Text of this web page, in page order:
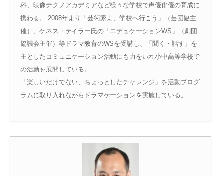
科、映像テクノアカデミアなど様々な学校で声優俳優の育成に
携わる。 2008年より「芸術家よ、学校へ行こう」（芸団協主
催）、ケネス・テイラー氏の「エデュケーションWS」（劇団
協議会主催）等ドラマ教育のWSを受講し、「聞く・話す」を
主としたコミュニケーション活動にも力をいれ小中高等学校で
の活動を展開している。
「楽しいだけでない、ちょっとしたチャレンジ」を活動プログ
ラムに取り入れながらドラマケーションを実施している。